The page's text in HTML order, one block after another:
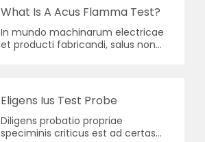
What Is A Acus Flamma Test?
In mundo machinarum electricae
et producti fabricandi, salus non
Eligens Ius Test Probe
Diligens probatio propriae
speciminis criticus est ad certas